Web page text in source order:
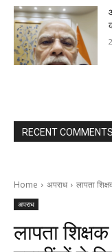
RECENT COMMENTS